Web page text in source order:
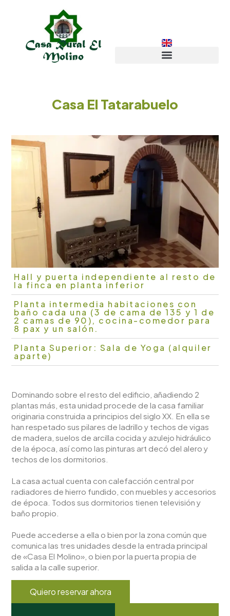
Casa Rural El
Molino
Casa El Tatarabuelo
Hall y puerta independiente al resto de
la finca en planta inferior
Planta intermedia habitaciones con
baño cada una (3 de cama de 135 y 1 de
2 camas de 90), cocina-comedor para
8 pax y un salón.
Planta Superior: Sala de Yoga (alquiler
aparte)
Dominando sobre el resto del edificio, añadiendo 2
plantas más, esta unidad procede de la casa familiar
originaria construida a principios del siglo XX. En ella se
han respetado sus pilares de ladrillo y techos de vigas
de madera, suelos de arcilla cocida y azulejo hidráulico
de la época, así como las pinturas art decó del alero y
techos de los dormitorios.
La casa actual cuenta con calefacción central por
radiadores de hierro fundido, con muebles y accesorios
de época. Todos sus dormitorios tienen televisión y
baño propio.
Puede accederse a ella o bien por la zona común que
comunica las tres unidades desde la entrada principal
de «Casa El Molino», o bien por la puerta propia de
salida a la calle superior.
Quiero reservar ahora